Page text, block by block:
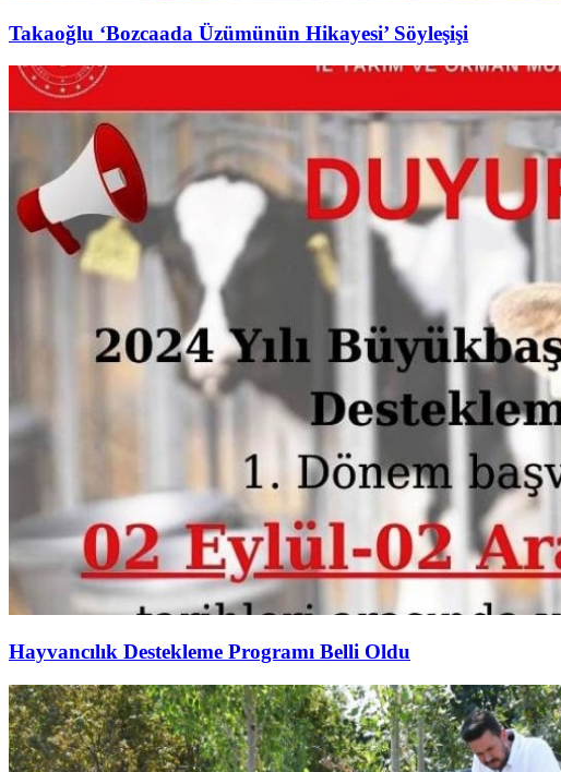
Takaoğlu ‘Bozcaada Üzümünün Hikayesi’ Söyleşişi
Hayvancılık Destekleme Programı Belli Oldu